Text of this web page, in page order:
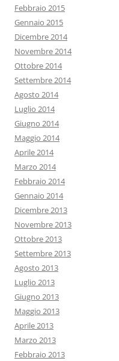
Febbraio 2015
Gennaio 2015
Dicembre 2014
Novembre 2014
Ottobre 2014
Settembre 2014
Agosto 2014
Luglio 2014
Giugno 2014
Maggio 2014
Aprile 2014
Marzo 2014
Febbraio 2014
Gennaio 2014
Dicembre 2013
Novembre 2013
Ottobre 2013
Settembre 2013
Agosto 2013
Luglio 2013
Giugno 2013
Maggio 2013
Aprile 2013
Marzo 2013
Febbraio 2013